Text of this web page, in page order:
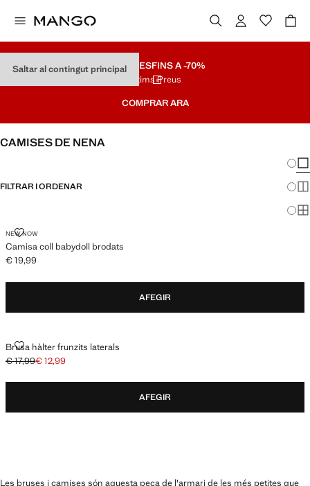
Saltar al contingut principalREBAIXESFINS A -70%
Últims Preus
COMPRAR ARA
CAMISES DE NENA
FILTRAR I ORDENAR
NEW NOW
Camisa coll babydoll brodats
CAMISA COLL BABYDOLL BRODATS
Preu actual [€ 19,99 ]
€ 19,99
AFEGIR
Brusa hàlter frunzits laterals
BRUSA HÀLTER FRUNZITS LATERALS
Preu inicial ratllat [€ 17,99 ]
€ 17,99
Preu actual [€ 12,99 ]
€ 12,99
AFEGIR
Les bruses i camises són aquesta peça de l'armari de les més petites que